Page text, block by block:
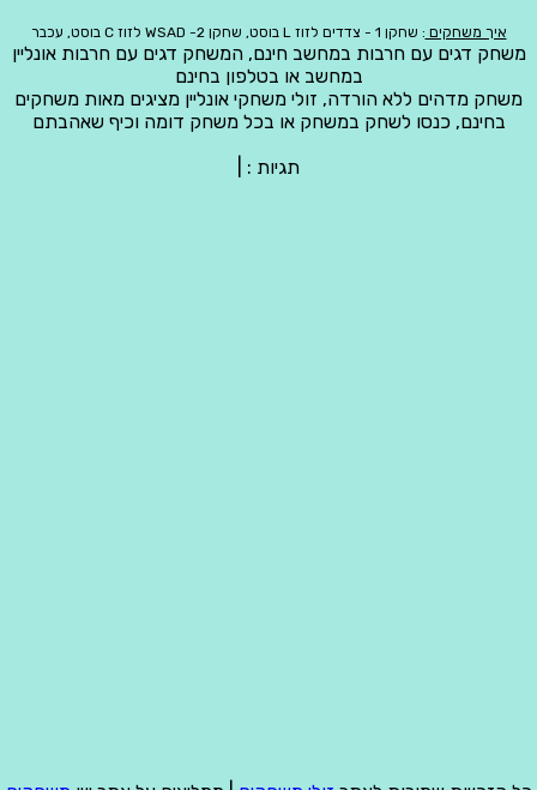
איך משחקים : שחקן 1 - צדדים לזוז L בוסט, שחקן 2- WSAD לזוז C בוסט, עכבר
משחק דגים עם חרבות במחשב חינם, המשחק דגים עם חרבות אונליין
במחשב או בטלפון בחינם
משחק מדהים ללא הורדה, זולי משחקי אונליין מציגים מאות משחקים
בחינם, כנסו לשחק במשחק או בכל משחק דומה וכיף שאהבתם
תגיות :